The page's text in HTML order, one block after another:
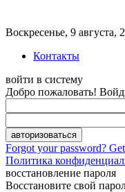
Воскресенье, 9 августа,
Контакты
войти в систему
Добро пожаловать!
Forgot your password?
Политика
восстановление пароля
Восстановите свой